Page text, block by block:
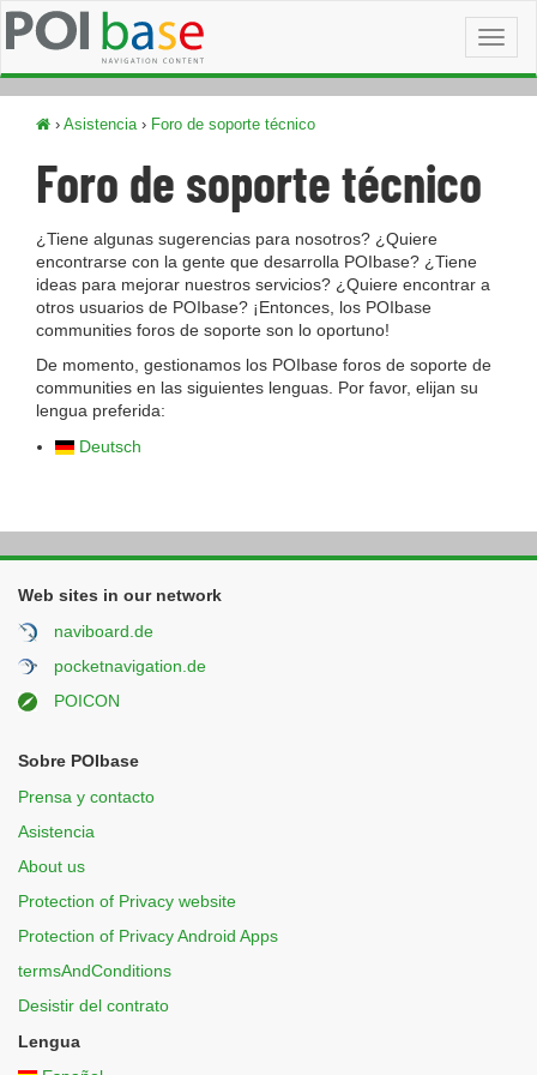
› Asistencia › Foro de soporte técnico
Foro de soporte técnico
¿Tiene algunas sugerencias para nosotros? ¿Quiere
encontrarse con la gente que desarrolla POIbase? ¿Tiene
ideas para mejorar nuestros servicios? ¿Quiere encontrar a
otros usuarios de POIbase? ¡Entonces, los POIbase
communities foros de soporte son lo oportuno!
De momento, gestionamos los POIbase foros de soporte de
communities en las siguientes lenguas. Por favor, elijan su
lengua preferida:
Deutsch
Web sites in our network
naviboard.de
pocketnavigation.de
POICON
Sobre POIbase
Prensa y contacto
Asistencia
About us
Protection of Privacy website
Protection of Privacy Android Apps
termsAndConditions
Desistir del contrato
Lengua